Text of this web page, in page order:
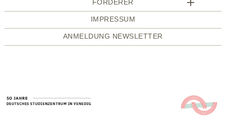
FÖRDERER
IMPRESSUM
ANMELDUNG NEWSLETTER